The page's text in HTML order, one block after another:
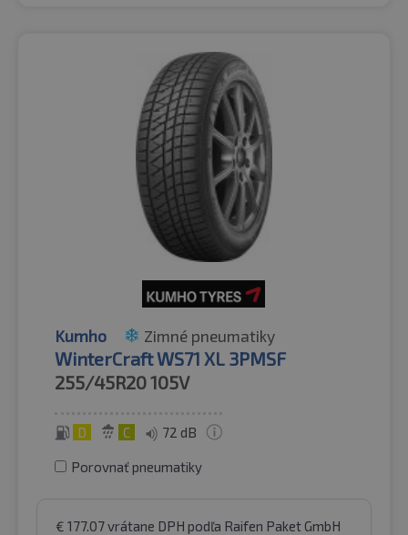
Kumho Zimné pneumatiky
WinterCraft WS71 XL 3PMSF
255/45R20105V
D C 72 dB
Porovnať pneumatiky
€ 177.07vrátane DPH podľa Raifen Paket GmbH